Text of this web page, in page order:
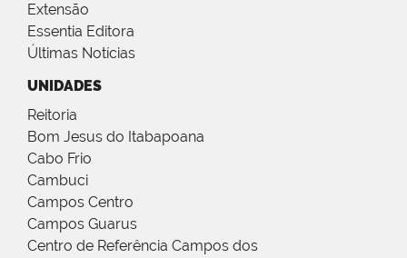
Extensão
Essentia Editora
Últimas Notícias
UNIDADES
Reitoria
Bom Jesus do Itabapoana
Cabo Frio
Cambuci
Campos Centro
Campos Guarus
Centro de Referência Campos dos